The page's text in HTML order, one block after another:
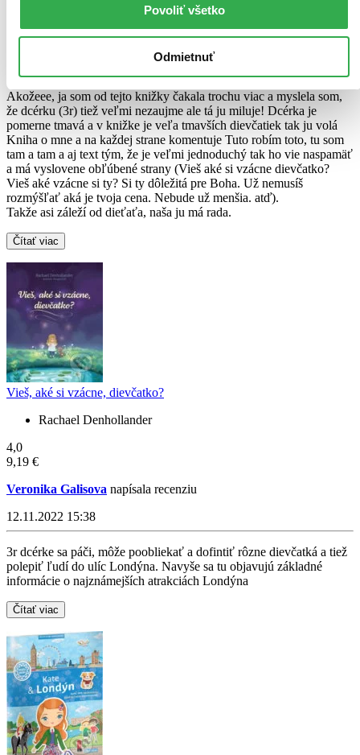
Povoliť všetko
Odmietnuť
Veronika Galisovanapísala recenziu
Akožeee, ja som od tejto knižky čakala trochu viac a myslela som,
že dcérku (3r) tiež veľmi nezaujme ale tá ju miluje! Dcérka je
pomerne tmavá a v knižke je veľa tmavších dievčatiek tak ju volá
Kniha o mne a na každej strane komentuje Tuto robím toto, tu som
tam a tam a aj text tým, že je veľmi jednoduchý tak ho vie naspamäť
a má vyslovene obľúbené strany (Vieš aké si vzácne dievčatko?
Vieš aké vzácne si ty? Si ty dôležitá pre Boha. Už nemusíš
rozmýšľať aká je tvoja cena. Nebude už menšia. atď).
Takže asi záleží od dieťaťa, naša ju má rada.
Čítať viac
Vieš, aké si vzácne, dievčatko?
Rachael Denhollander
4,0
9,19 €
Veronika Galisova napísala recenziu
12.11.2022 15:38
3r dcérke sa páči, môže poobliekať a dofintiť rôzne dievčatká a tiež
polepiť ľudí do ulíc Londýna. Navyše sa tu objavujú základné
informácie o najznámejších atrakciách Londýna
Čítať viac